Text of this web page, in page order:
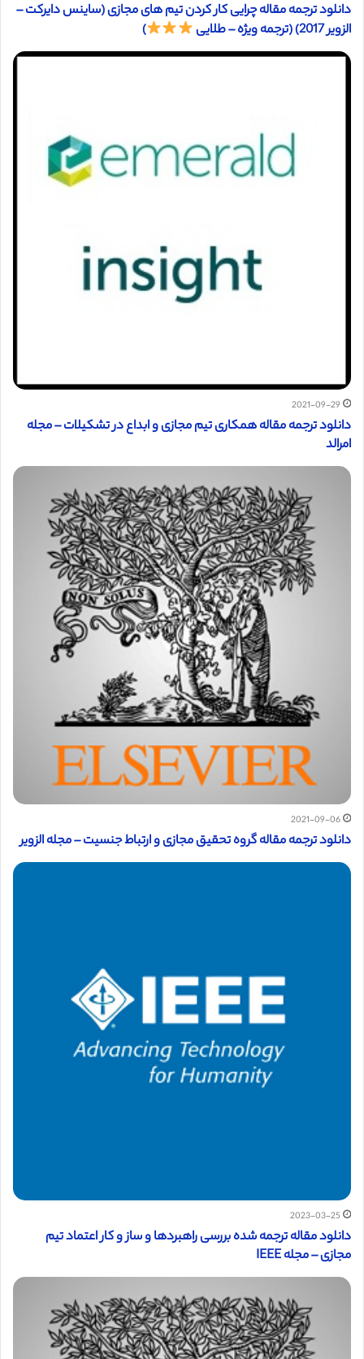
دانلود ترجمه مقاله چرایی کار کردن تیم های مجازی (ساینس دایرکت –
الزویر 2017) (ترجمه ویژه – طلایی
)
2021-09-29
دانلود ترجمه مقاله همکاری تیم مجازی و ابداع در تشکیلات – مجله
امرالد
2021-09-06
دانلود ترجمه مقاله گروه تحقیق مجازی و ارتباط جنسیت – مجله الزویر
2023-03-25
دانلود مقاله ترجمه شده بررسی راهبردها و ساز و کار اعتماد تیم
مجازی – مجله IEEE